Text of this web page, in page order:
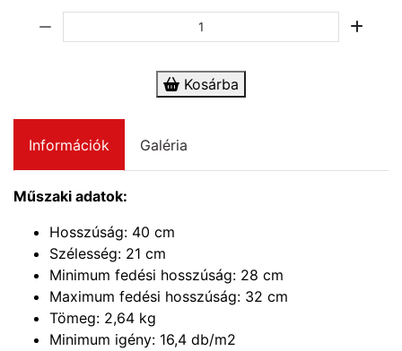
Kosárba
Információk Galéria
Műszaki adatok:
Hosszúság: 40 cm
Szélesség: 21 cm
Minimum fedési hosszúság: 28 cm
Maximum fedési hosszúság: 32 cm
Tömeg: 2,64 kg
Minimum igény: 16,4 db/m2